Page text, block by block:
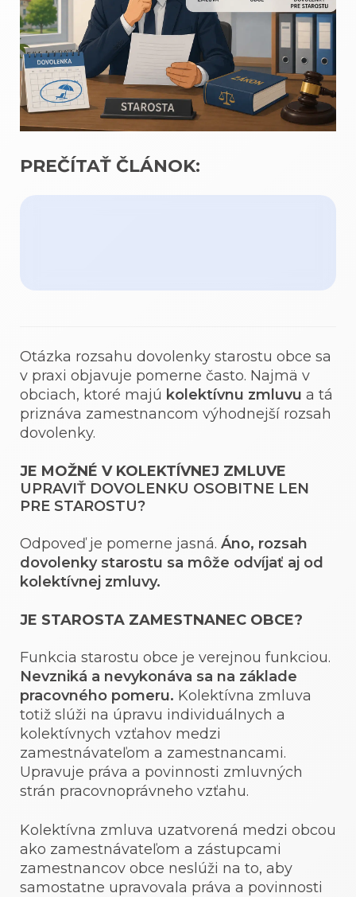
PREČÍTAŤ ČLÁNOK:
Otázka rozsahu dovolenky starostu obce sa
v praxi objavuje pomerne často. Najmä v
obciach, ktoré majú kolektívnu zmluvu a tá
priznáva zamestnancom výhodnejší rozsah
dovolenky.
JE MOŽNÉ V KOLEKTÍVNEJ ZMLUVE
UPRAVIŤ DOVOLENKU OSOBITNE LEN
PRE STAROSTU?
Odpoveď je pomerne jasná. Áno, rozsah
dovolenky starostu sa môže odvíjať aj od
kolektívnej zmluvy.
JE STAROSTA ZAMESTNANEC OBCE?
Funkcia starostu obce je verejnou funkciou.
Nevzniká a nevykonáva sa na základe
pracovného pomeru. Kolektívna zmluva
totiž slúži na úpravu individuálnych a
kolektívnych vzťahov medzi
zamestnávateľom a zamestnancami.
Upravuje práva a povinnosti zmluvných
strán pracovnoprávneho vzťahu.
Kolektívna zmluva uzatvorená medzi obcou
ako zamestnávateľom a zástupcami
zamestnancov obce neslúži na to, aby
samostatne upravovala práva a povinnosti